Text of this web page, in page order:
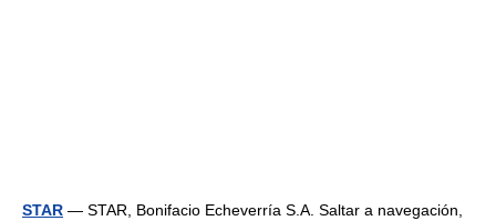
STAR — STAR, Bonifacio Echeverría S.A. Saltar a navegación,